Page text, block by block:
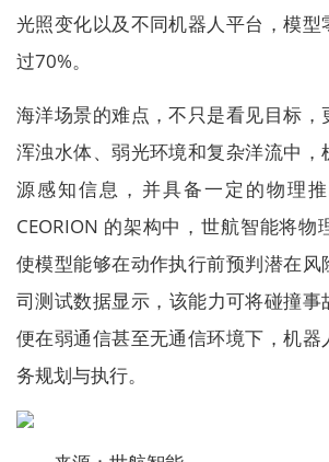
光照变化以及不同机器人平台，模型
过70%。
海洋场景的难点，不只是看见目标，
浑浊水体、弱光环境和复杂洋流中，
源感知信息，并具备一定的物理
CEORION 的架构中，世航智能将物
使模型能够在动作执行前预判潜在风
司测试数据显示，该能力可将碰撞事
便在弱通信甚至无通信环境下，机器
务规划与执行。